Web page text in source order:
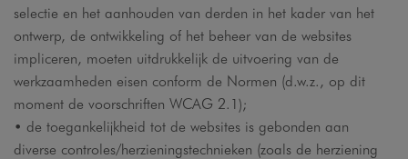
selectie en het aanhouden van derden in het kader van het
ontwerp, de ontwikkeling of het beheer van de websites
impliceren, moeten uitdrukkelijk de uitvoering van de
werkzaamheden eisen conform de Normen (d.w.z., op dit
moment de voorschriften WCAG 2.1);
• de toegankelijkheid tot de websites is gebonden aan
diverse controles/herzieningstechnieken (zoals de herziening